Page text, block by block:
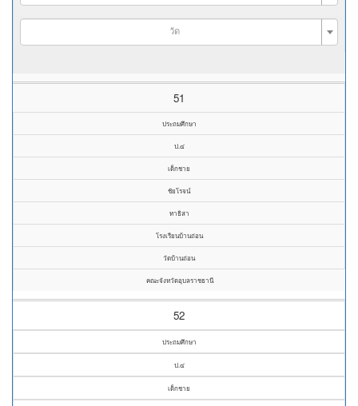
วัด
51
ประถมศึกษา
ป.๔
เด็กชาย
ชัยโรจน์
ทาธิสา
โรงเรียนบ้านถ่อน
วัดบ้านถ่อน
คณะจังหวัดอุบลราชธานี
52
ประถมศึกษา
ป.๔
เด็กชาย